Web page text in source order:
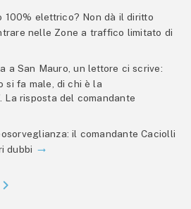
100% elettrico? Non dà il diritto
nelle Zone a traffico limitato di
a San Mauro, un lettore ci scrive:
si fa male, di chi è la
La risposta del comandante
il comandante Caciolli
dubbi